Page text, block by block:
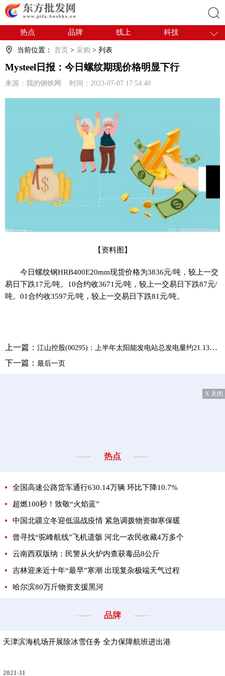
搜索
热点 品牌 线上
科技
干货
电商
国内
当前位置： 首页 > 采购 > 列表
Mysteel日报：今日螺纹期现价格明显下行
来源：我的钢铁网 时间：2023-07-07 17:54:40
【资料图】
今日螺纹钢HRB400E20mm现货价格为3836元/吨，较上一交
易日下跌17元/吨。10合约收3671元/吨，较上一交易日下跌87元/
吨。01合约收3597元/吨，较上一交易日下跌81元/吨。
上一篇： 江山控股(00295)：上半年太阳能发电站总发电量约21.13万兆瓦时 同比增加12.82%
下一篇： 最后一页
X 关闭
热点
全国高速公路货车通行630.14万辆 环比下降10.7%
超燃100秒！致敬“火焰蓝”
中国北疆立冬迎低温战疫情 紧急调拨物资御寒保暖
曾寻找“驼峰航线”飞机遗骸 河北一农民收藏4万多个
云南西双版纳：民警从火炉内查获毒品8公斤
吉林迎来近十年“最早”寒潮 出现复杂极端天气过程
哈尔滨80万斤物资支援黑河
品牌
天津滨海机场开展除冰雪任务 全力保障航班进出港
2021-11